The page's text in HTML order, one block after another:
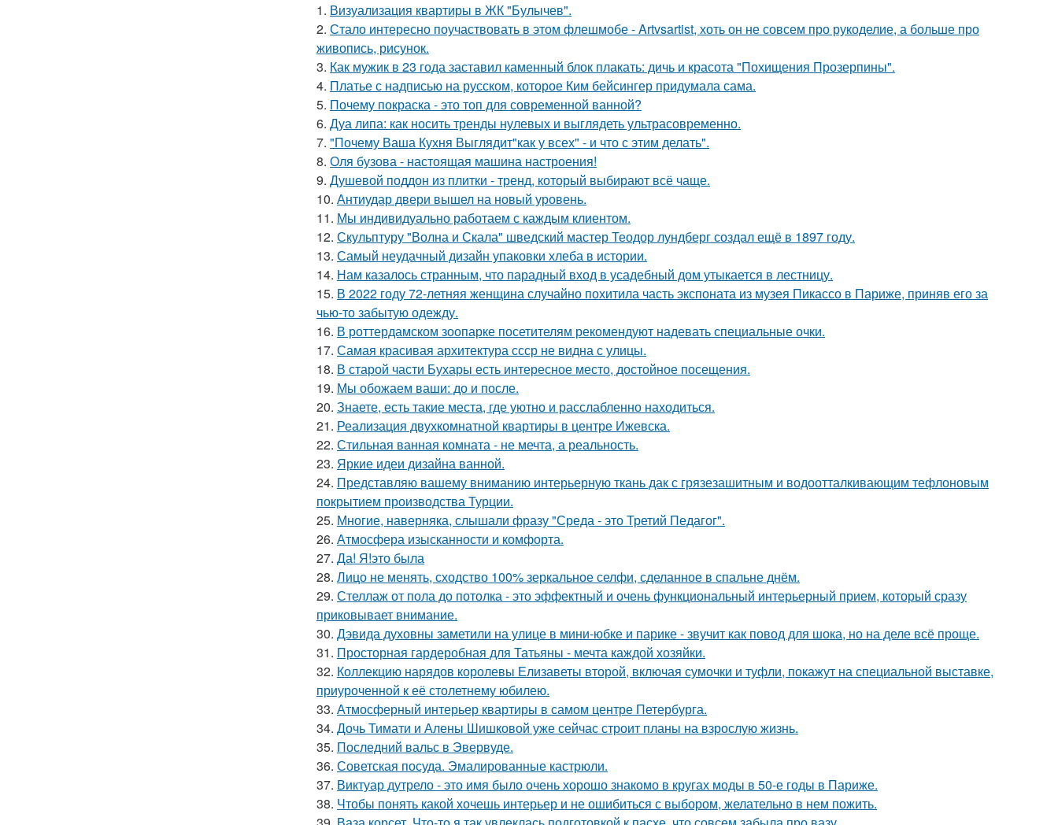
1. Визуализация квартиры в ЖК "Булычев".
2. Стало интересно поучаствовать в этом флешмобе - Artvsartist, хоть он не совсем про рукоделие, а больше про
живопись, рисунок.
3. Как мужик в 23 года заставил каменный блок плакать: дичь и красота "Похищения Прозерпины".
4. Платье с надписью на русском, которое Ким бейсингер придумала сама.
5. Почему покраска - это топ для современной ванной?
6. Дуа липа: как носить тренды нулевых и выглядеть ультрасовременно.
7. "Почему Ваша Кухня Выглядит"как у всех" - и что с этим делать".
8. Оля бузова - настоящая машина настроения!
9. Душевой поддон из плитки - тренд, который выбирают всё чаще.
10. Антиудар двери вышел на новый уровень.
11. Мы индивидуально работаем с каждым клиентом.
12. Скульптуру "Волна и Скала" шведский мастер Теодор лундберг создал ещё в 1897 году.
13. Самый неудачный дизайн упаковки хлеба в истории.
14. Нам казалось странным, что парадный вход в усадебный дом утыкается в лестницу.
15. В 2022 году 72-летняя женщина случайно похитила часть экспоната из музея Пикассо в Париже, приняв его за
чью-то забытую одежду.
16. В роттердамском зоопарке посетителям рекомендуют надевать специальные очки.
17. Самая красивая архитектура ссср не видна с улицы.
18. В старой части Бухары есть интересное место, достойное посещения.
19. Мы обожаем ваши: до и после.
20. Знаете, есть такие места, где уютно и расслабленно находиться.
21. Реализация двухкомнатной квартиры в центре Ижевска.
22. Стильная ванная комната - не мечта, а реальность.
23. Яркие идеи дизайна ванной.
24. Представляю вашему вниманию интерьерную ткань дак с грязезашитным и водоотталкивающим тефлоновым
покрытием производства Турции.
25. Многие, наверняка, слышали фразу "Среда - это Третий Педагог".
26. Атмосфера изысканности и комфорта.
27. Да! Я!это была
28. Лицо не менять, сходство 100% зеркальное селфи, сделанное в спальне днём.
29. Стеллаж от пола до потолка - это эффектный и очень функциональный интерьерный прием, который сразу
приковывает внимание.
30. Дэвида духовны заметили на улице в мини-юбке и парике - звучит как повод для шока, но на деле всё проще.
31. Просторная гардеробная для Татьяны - мечта каждой хозяйки.
32. Коллекцию нарядов королевы Елизаветы второй, включая сумочки и туфли, покажут на специальной выставке,
приуроченной к её столетнему юбилею.
33. Атмосферный интерьер квартиры в самом центре Петербурга.
34. Дочь Тимати и Алены Шишковой уже сейчас строит планы на взрослую жизнь.
35. Последний вальс в Эвервуде.
36. Советская посуда. Эмалированные кастрюли.
37. Виктуар дутрело - это имя было очень хорошо знакомо в кругах моды в 50-е годы в Париже.
38. Чтобы понять какой хочешь интерьер и не ошибиться с выбором, желательно в нем пожить.